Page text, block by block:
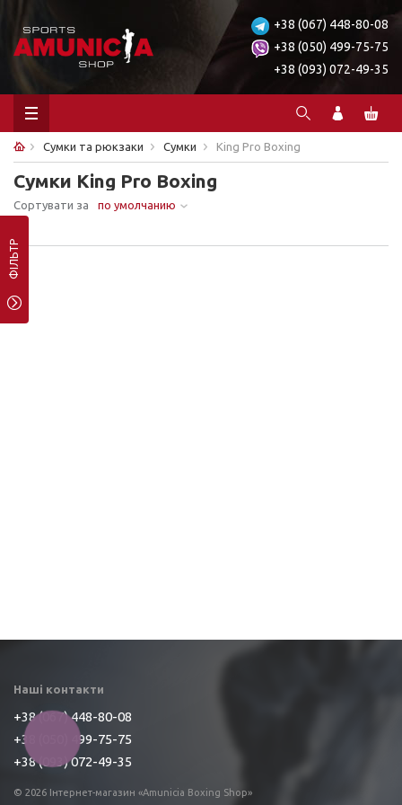
+38 (067) 448-80-08
+38 (050) 499-75-75
+38 (093) 072-49-35
Сумки та рюкзаки Сумки King Pro Boxing
Сумки King Pro Boxing
Сортувати за по умолчанию
ФІЛЬТР
Ничего не найдено.
Наші контакти
+38 (067) 448-80-08
+38 (050) 499-75-75
+38 (093) 072-49-35
© 2026 Інтернет-магазин «Amunicia Boxing Shop»